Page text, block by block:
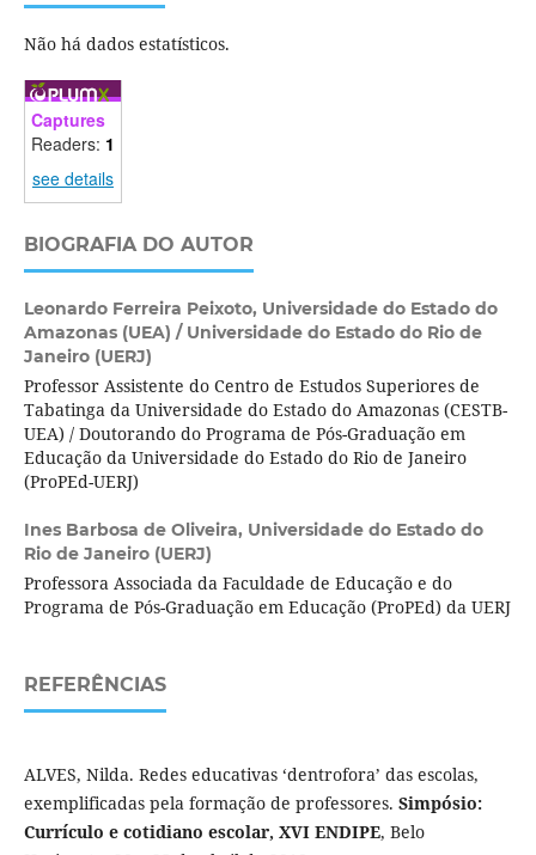
Não há dados estatísticos.
Captures
Readers: 1
see details
BIOGRAFIA DO AUTOR
Leonardo Ferreira Peixoto, Universidade do Estado do
Amazonas (UEA) / Universidade do Estado do Rio de
Janeiro (UERJ)
Professor Assistente do Centro de Estudos Superiores de
Tabatinga da Universidade do Estado do Amazonas (CESTB-
UEA) / Doutorando do Programa de Pós-Graduação em
Educação da Universidade do Estado do Rio de Janeiro
(ProPEd-UERJ)
Ines Barbosa de Oliveira, Universidade do Estado do
Rio de Janeiro (UERJ)
Professora Associada da Faculdade de Educação e do
Programa de Pós-Graduação em Educação (ProPEd) da UERJ
REFERÊNCIAS
ALVES, Nilda. Redes educativas ‘dentrofora’ das escolas,
exemplificadas pela formação de professores. Simpósio:
Currículo e cotidiano escolar, XVI ENDIPE, Belo